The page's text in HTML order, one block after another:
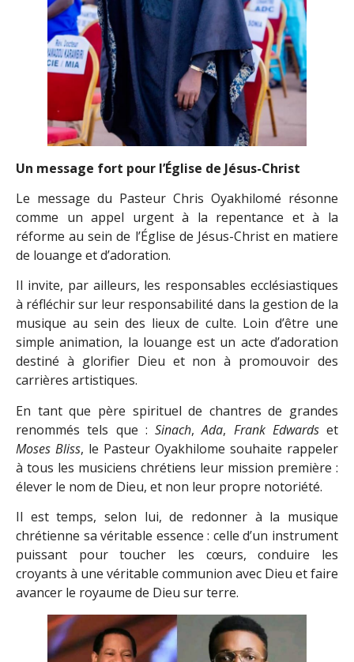
Un message fort pour l’Église de Jésus-Christ
Le message du Pasteur Chris Oyakhilomé résonne
comme un appel urgent à la repentance et à la
réforme au sein de l’Église de Jésus-Christ en matiere
de louange et d’adoration.
Il invite, par ailleurs, les responsables ecclésiastiques
à réfléchir sur leur responsabilité dans la gestion de la
musique au sein des lieux de culte. Loin d’être une
simple animation, la louange est un acte d’adoration
destiné à glorifier Dieu et non à promouvoir des
carrières artistiques.
En tant que père spirituel de chantres de grandes
renommés tels que : Sinach,Ada, Frank Edwardset
Moses Bliss, le Pasteur Oyakhilome souhaite rappeler
à tous les musiciens chrétiens leur mission première :
élever le nom de Dieu, et non leur propre notoriété.
Il est temps, selon lui, de redonner à la musique
chrétienne sa véritable essence : celle d’un instrument
puissant pour toucher les cœurs, conduire les
croyants à une véritable communion avec Dieu et faire
avancer le royaume de Dieu sur terre.